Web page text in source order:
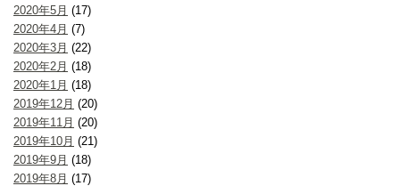
2020年5月 (17)
2020年4月 (7)
2020年3月 (22)
2020年2月 (18)
2020年1月 (18)
2019年12月 (20)
2019年11月 (20)
2019年10月 (21)
2019年9月 (18)
2019年8月 (17)